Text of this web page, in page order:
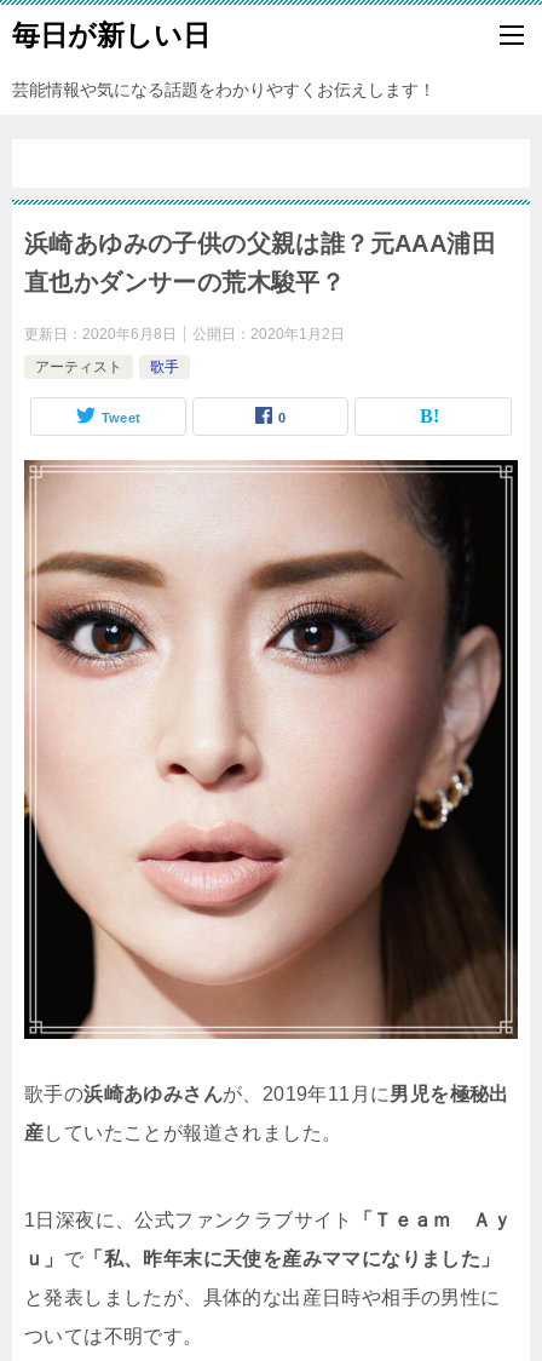
毎日が新しい日
芸能情報や気になる話題をわかりやすくお伝えします！
浜崎あゆみの子供の父親は誰？元AAA浦田
直也かダンサーの荒木駿平？
更新日： 2020年6月8日 公開日： 2020年1月2日
アーティスト
歌手
Tweet 0
歌手の浜崎あゆみさんが、2019年11月に男児を極秘出
産していたことが報道されました。
1日深夜に、公式ファンクラブサイト
「Ｔｅａｍ Ａｙ
ｕ」 で 「私、昨年末に天使を産みママになりました」
と発表しましたが、具体的な出産日時や相手の男性に
ついては不明です。